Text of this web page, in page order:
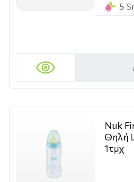
5
Nuk
Θηλή
1τμχ